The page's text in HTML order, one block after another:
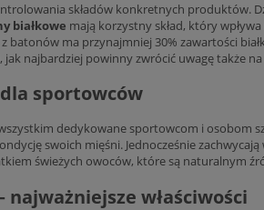
składów konkretnych produktów.
białkowe mają korzystny skład, który
batonów ma przynajmniej 30% zawartości
najbardziej powinny zwrócić uwagę także
sportowców
dedykowane sportowcom i osobom
swoich mięśni. Jednocześnie
świeżych owoców, które są naturalnym
najważniejsze właściwości